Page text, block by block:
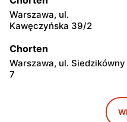
Warszawa, ul.
Kawęczyńska 39/2
Chorten
Warszawa, ul. Siedzikówny
7